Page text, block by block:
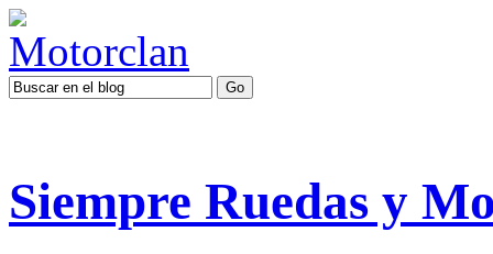
Siempre Ruedas y